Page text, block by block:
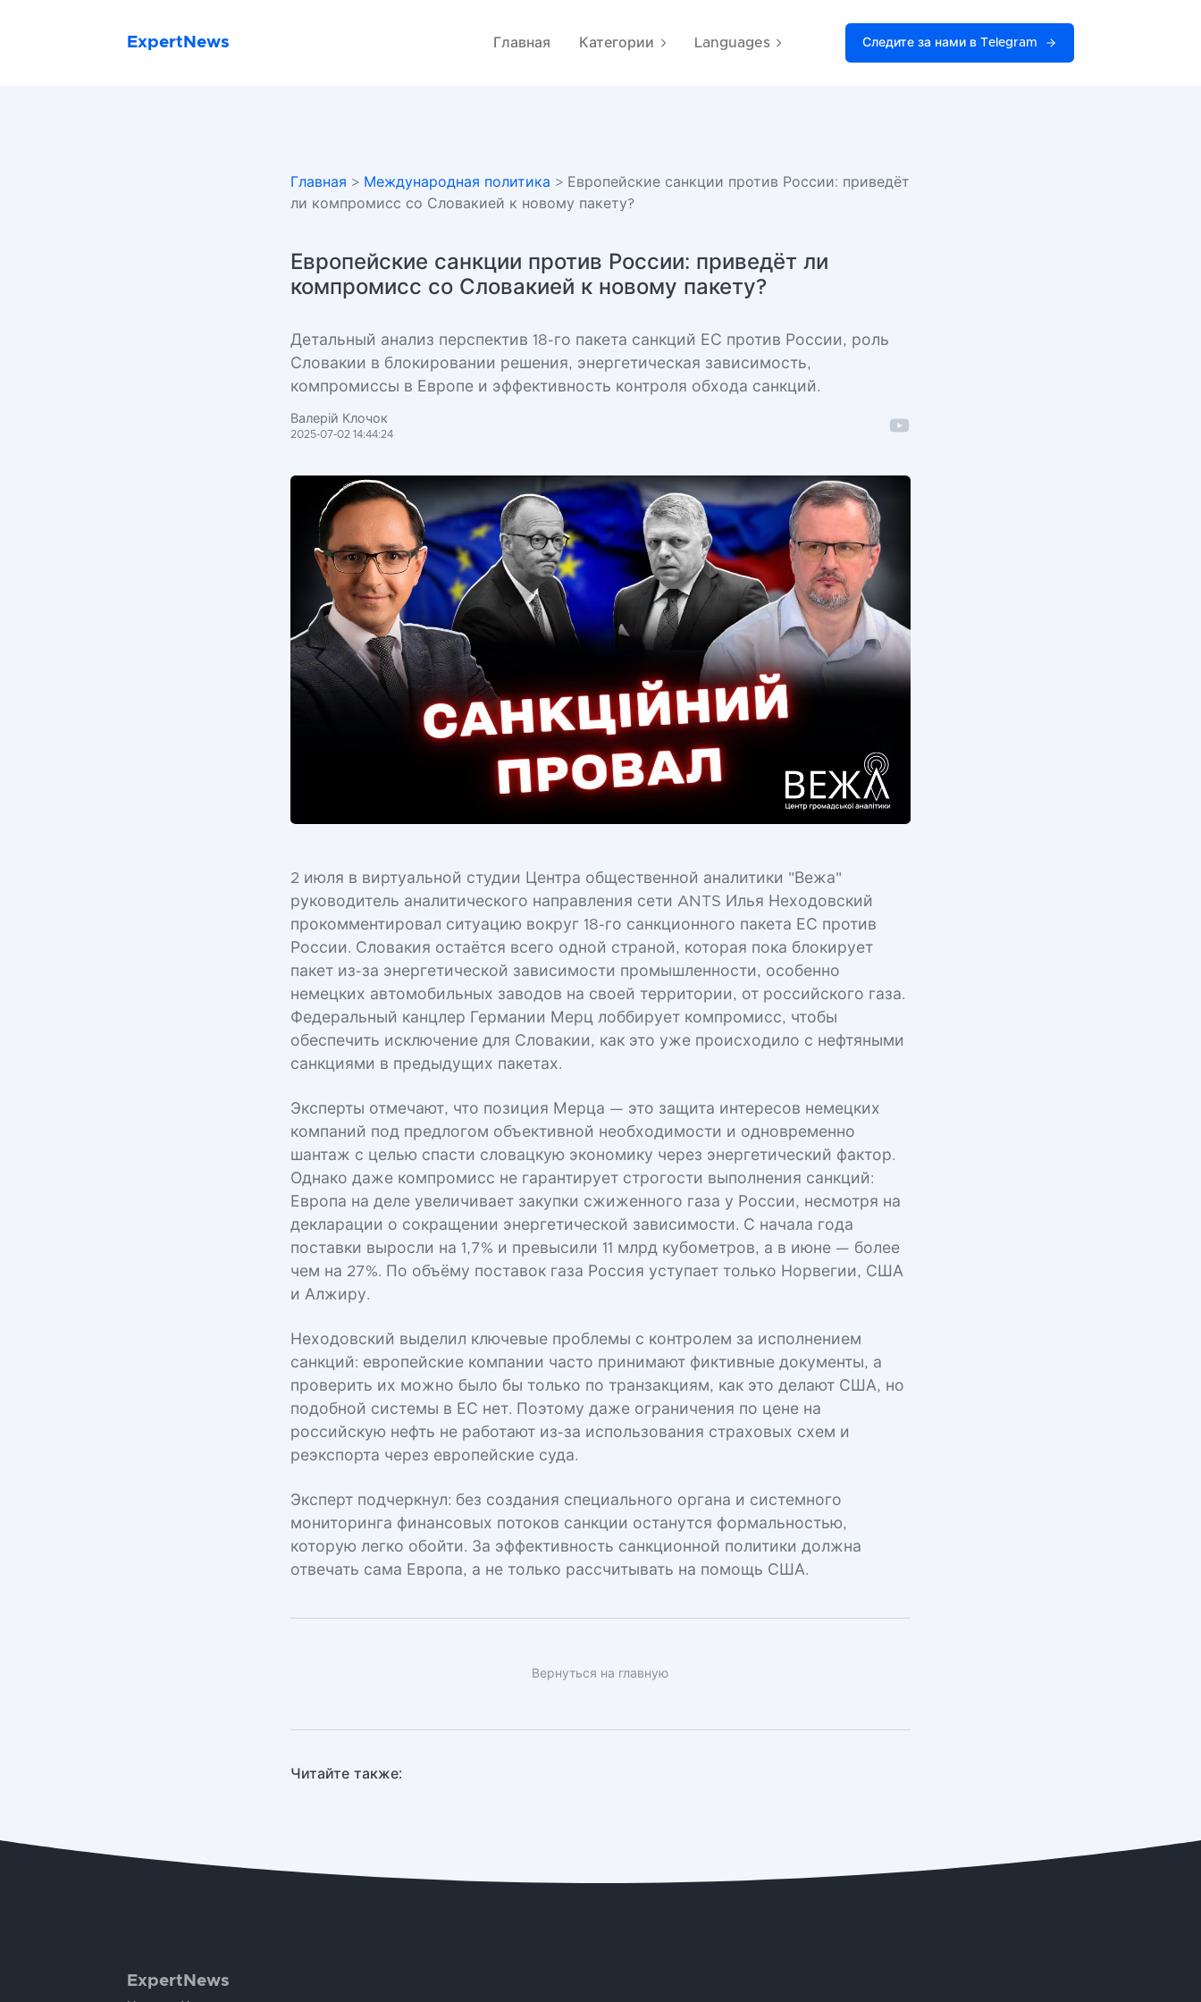
ExpertNews Главная Категории Languages Следите за нами в Telegram
Главная > Международная политика > Европейские санкции против России: приведёт
ли компромисс со Словакией к новому пакету?
Европейские санкции против России: приведёт ли
компромисс со Словакией к новому пакету?
Детальный анализ перспектив 18-го пакета санкций ЕС против России, роль
Словакии в блокировании решения, энергетическая зависимость,
компромиссы в Европе и эффективность контроля обхода санкций.
Валерій Клочок
2025-07-02 14:44:24
2 июля в виртуальной студии Центра общественной аналитики "Вежа"
руководитель аналитического направления сети ANTS Илья Неходовский
прокомментировал ситуацию вокруг 18-го санкционного пакета ЕС против
России. Словакия остаётся всего одной страной, которая пока блокирует
пакет из-за энергетической зависимости промышленности, особенно
немецких автомобильных заводов на своей территории, от российского газа.
Федеральный канцлер Германии Мерц лоббирует компромисс, чтобы
обеспечить исключение для Словакии, как это уже происходило с нефтяными
санкциями в предыдущих пакетах.
Эксперты отмечают, что позиция Мерца — это защита интересов немецких
компаний под предлогом объективной необходимости и одновременно
шантаж с целью спасти словацкую экономику через энергетический фактор.
Однако даже компромисс не гарантирует строгости выполнения санкций:
Европа на деле увеличивает закупки сжиженного газа у России, несмотря на
декларации о сокращении энергетической зависимости. С начала года
поставки выросли на 1,7% и превысили 11 млрд кубометров, а в июне — более
чем на 27%. По объёму поставок газа Россия уступает только Норвегии, США
и Алжиру.
Неходовский выделил ключевые проблемы с контролем за исполнением
санкций: европейские компании часто принимают фиктивные документы, а
проверить их можно было бы только по транзакциям, как это делают США, но
подобной системы в ЕС нет. Поэтому даже ограничения по цене на
российскую нефть не работают из-за использования страховых схем и
реэкспорта через европейские суда.
Эксперт подчеркнул: без создания специального органа и системного
мониторинга финансовых потоков санкции останутся формальностью,
которую легко обойти. За эффективность санкционной политики должна
отвечать сама Европа, а не только рассчитывать на помощь США.
Вернуться на главную
Читайте также:
ExpertNews